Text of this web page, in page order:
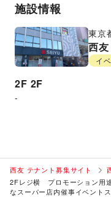
施設情報
東京
西
イ
2F 2F
-
西友 テナント募集サイト
2Fレジ横 プロモーション用
なスーパー店内催事イベント